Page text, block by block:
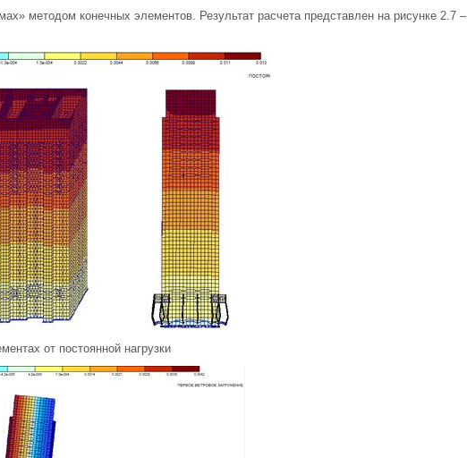
методом конечных элементов. Результат расчета представлен на рисунке 2.7 –
от постоянной нагрузки